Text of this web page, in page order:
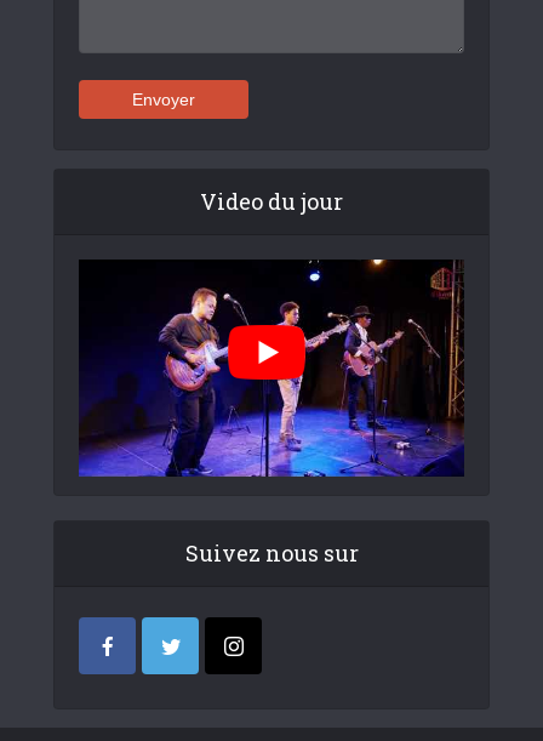
Video du jour
Suivez nous sur